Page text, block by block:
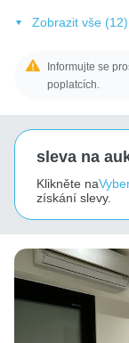
Zobrazit vše (12)
Informujte se
poplatcích.
sleva na
Klikněte na
získání slevy.